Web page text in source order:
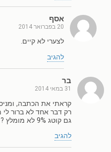
אסף
20 בפברואר 2014
לצערי לא קיים.
להגיב
בר
31 במאי 2014
קראתי את הכתבה, ומניסיוני
רק דבר אחד לא ברור לי
גם קוטג 9% לא מומלץ ?
להגיב